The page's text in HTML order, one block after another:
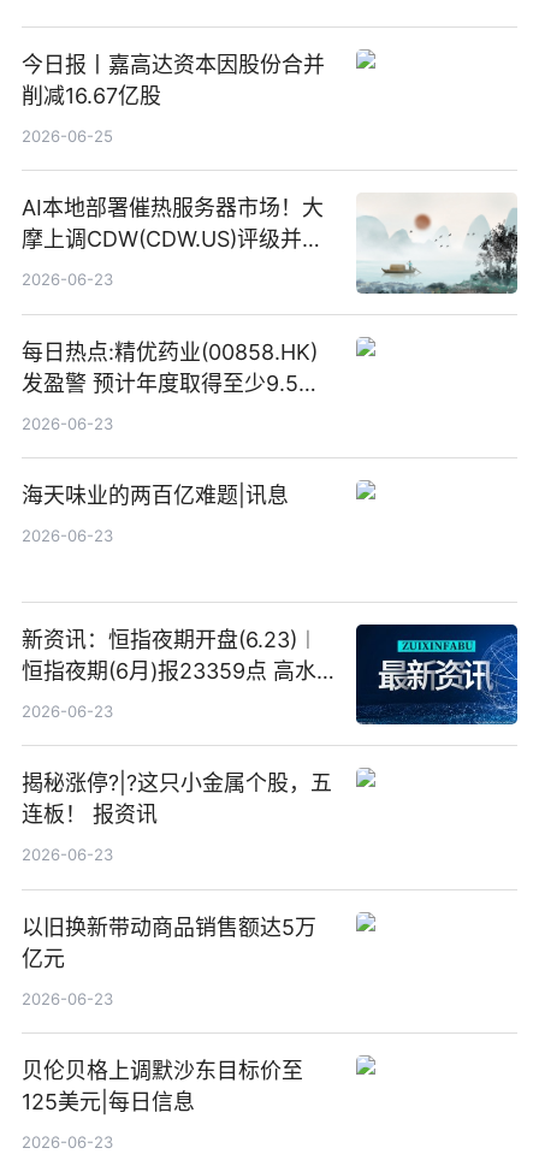
今日报丨嘉高达资本因股份合并
削减16.67亿股
2026-06-25
AI本地部署催热服务器市场！大
摩上调CDW(CDW.US)评级并看
高IBM(IBM.US)戴尔(DELL.US)
2026-06-23
每日热点:精优药业(00858.HK)
发盈警 预计年度取得至少9.5亿
港元的亏损 同比盈转亏
2026-06-23
海天味业的两百亿难题|讯息
2026-06-23
新资讯：恒指夜期开盘(6.23)︱
恒指夜期(6月)报23359点 高水
23点
2026-06-23
揭秘涨停?|?这只小金属个股，五
连板！ 报资讯
2026-06-23
以旧换新带动商品销售额达5万
亿元
2026-06-23
贝伦贝格上调默沙东目标价至
125美元|每日信息
2026-06-23